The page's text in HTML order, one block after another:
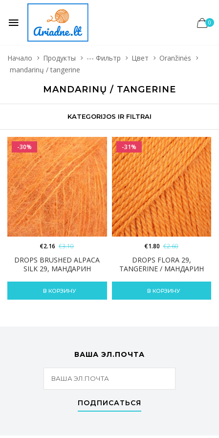
0
Начало Продукты --- Фильтр Цвет
Oranžinės
mandarinų / tangerine
MANDARINŲ / TANGERINE
KATEGORIJOS IR FILTRAI
-30%
DROPS BRUSHED ALPACA
SILK 29, МАНДАРИН
€2.16 €3.10
В КОРЗИНУ
-31%
DROPS FLORA 29,
TANGERINE / МАНДАРИН
€1.80 €2.60
В КОРЗИНУ
ВАША ЭЛ.ПОЧТА
ПОДПИСАТЬСЯ